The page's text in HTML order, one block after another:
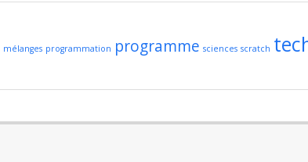
mélanges programmation programme sciences scratch